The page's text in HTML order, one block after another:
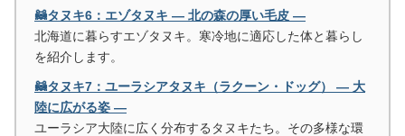
🦝タヌキ6：エゾタヌキ ― 北の森の厚い毛皮 ―
北海道に暮らすエゾタヌキ。寒冷地に適応した体と暮らし
を紹介します。
🦝タヌキ7：ユーラシアタヌキ（ラクーン・ドッグ） ― 大
陸に広がる姿 ―
ユーラシア大陸に広く分布するタヌキたち。その多様な環